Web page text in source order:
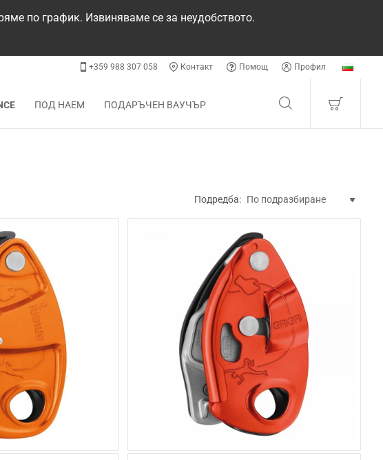
по график. Извиняваме се за неудобството.
+359 988 307 058 Контакт Помощ Профил
ПОД НАЕМ ПОДАРЪЧЕН ВАУЧЪР
Подредба: